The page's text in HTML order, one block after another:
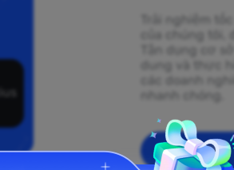
Trải nghiệm
của chúng
Tận dụng cơ
dung và thực
các doanh
nhanh chóng.
Bắt đầu